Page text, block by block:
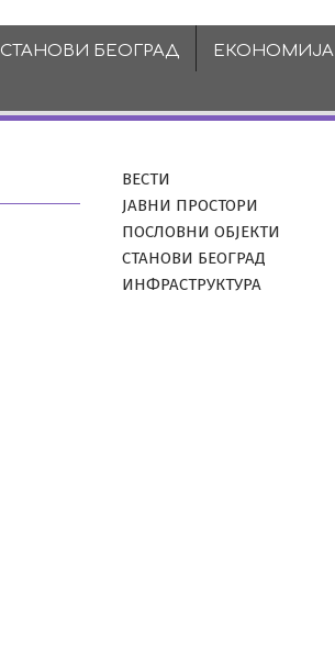
СТАНОВИ БЕОГРАД ЕКОНОМИЈА
ВЕСТИ
ЈАВНИ ПРОСТОРИ
ПОСЛОВНИ ОБЈЕКТИ
СТАНОВИ БЕОГРАД
ИНФРАСТРУКТУРА